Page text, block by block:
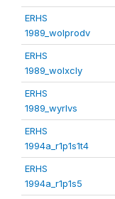
ERHS
1989_wolprodv
ERHS
1989_wolxcly
ERHS
1989_wyrlvs
ERHS
1994a_r1p1s1t4
ERHS
1994a_r1p1s5